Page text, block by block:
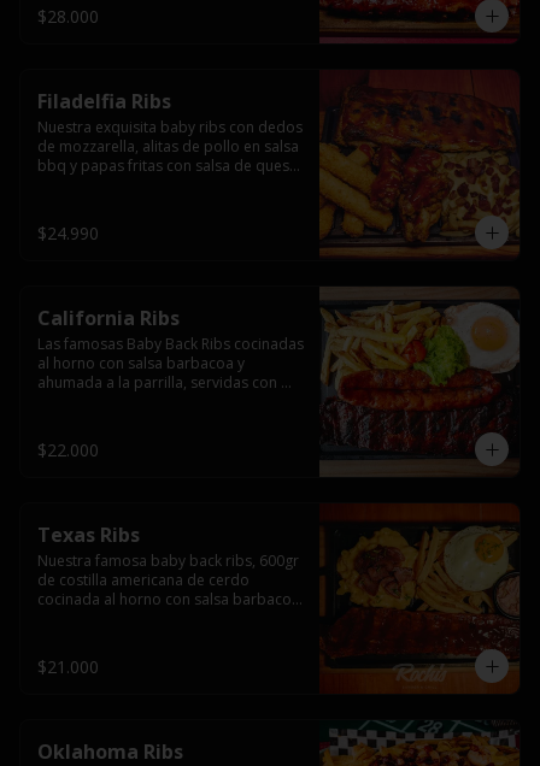
$28.000
Filadelfia Ribs
Nuestra exquisita baby ribs con dedos
de mozzarella, alitas de pollo en salsa
bbq y papas fritas con salsa de queso
$24.990
California Ribs
Las famosas Baby Back Ribs cocinadas
al horno con salsa barbacoa y
ahumada a la parrilla, servidas con
$22.000
Texas Ribs
Nuestra famosa baby back ribs, 600gr
de costilla americana de cerdo
cocinada al horno con salsa barbacoa
tocino ahumado laminado, papas
fritas  y un huevo frito.
$21.000
Oklahoma Ribs